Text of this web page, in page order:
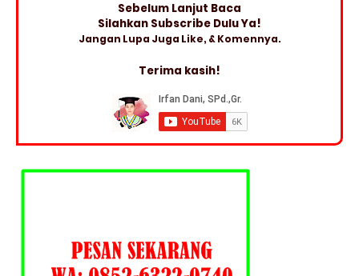
Sebelum Lanjut Baca
Silahkan Subscribe Dulu Ya!
Jangan Lupa Juga Like, & Komennya.
Terima kasih!